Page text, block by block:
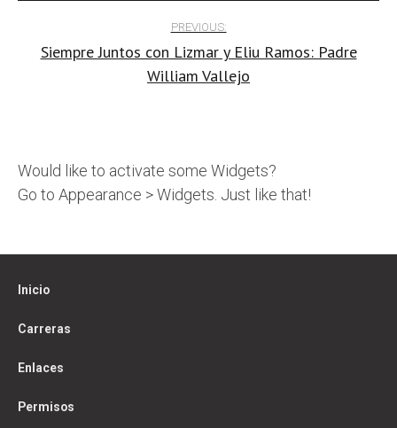
navigation
PREVIOUS:
Siempre Juntos con Lizmar y Eliu Ramos: Padre
William Vallejo
Would like to activate some Widgets?
Go to Appearance > Widgets. Just like that!
Inicio
Carreras
Enlaces
Permisos